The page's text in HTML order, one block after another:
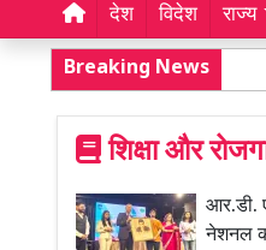
देश विदेश राज्य
Breaking News
शिक्षा और
आर.डी.
नेशनल